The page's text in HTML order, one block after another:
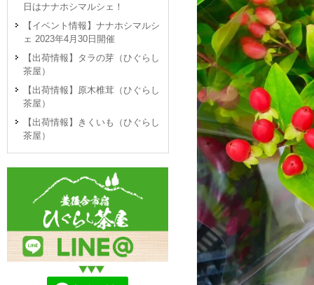
日はナナホシマルシェ！
【イベント情報】ナナホシマルシ
ェ 2023年4月30日開催
【出荷情報】タラの芽（ひぐらし
茶屋）
【出荷情報】原木椎茸（ひぐらし
茶屋）
【出荷情報】きくいも（ひぐらし
茶屋）